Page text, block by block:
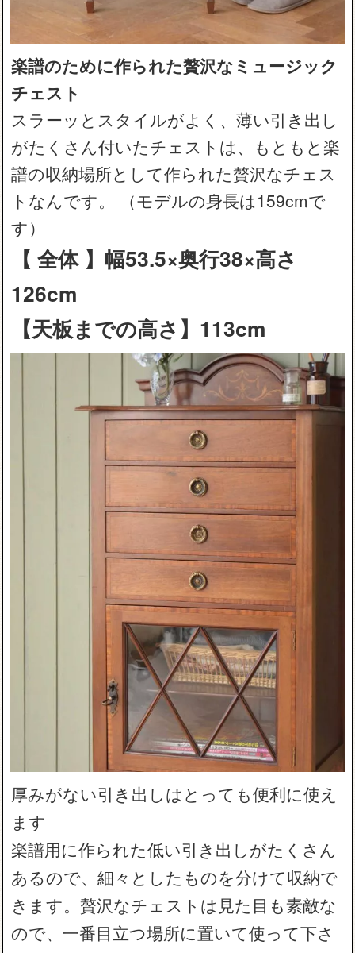
楽譜のために作られた贅沢なミュージック
チェスト
スラーッとスタイルがよく、薄い引き出し
がたくさん付いたチェストは、もともと楽
譜の収納場所として作られた贅沢なチェス
トなんです。 （モデルの身長は159cmで
す）
【 全体 】幅53.5×奥行38×高さ
126cm
【天板までの高さ】113cm
厚みがない引き出しはとっても便利に使え
ます
楽譜用に作られた低い引き出しがたくさん
あるので、細々としたものを分けて収納で
きます。贅沢なチェストは見た目も素敵な
ので、一番目立つ場所に置いて使って下さ